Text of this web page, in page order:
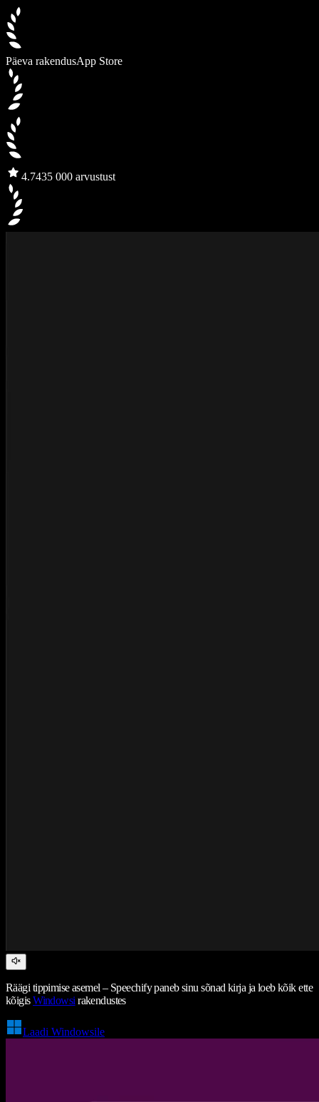
Päeva rakendusApp Store
4.7435 000 arvustust
Räägi tippimise asemel – Speechify paneb sinu sõnad kirja ja loeb kõik ette
kõigisWindowsi rakendustes
Laadi Windowsile